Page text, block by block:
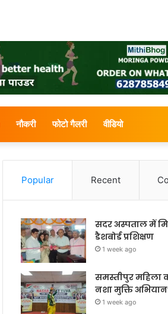
नौकरी फोटो गैलरी वीडियो
Popular Recent
सदर अस्पताल में
डैशबोर्ड प्रशिक्षण
1 week ago
समस्तीपुर महिला
नशा मुक्ति
1 week ago